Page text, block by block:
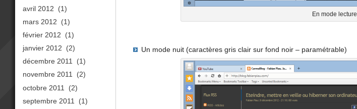
En mode lecture
Un mode nuit (caractères gris clair sur fond noir – paramétrable)
avril 2012
(1)
mars 2012
(1)
février 2012
(1)
janvier 2012
(2)
décembre 2011
(1)
novembre 2011
(2)
octobre 2011
(2)
septembre 2011
(1)